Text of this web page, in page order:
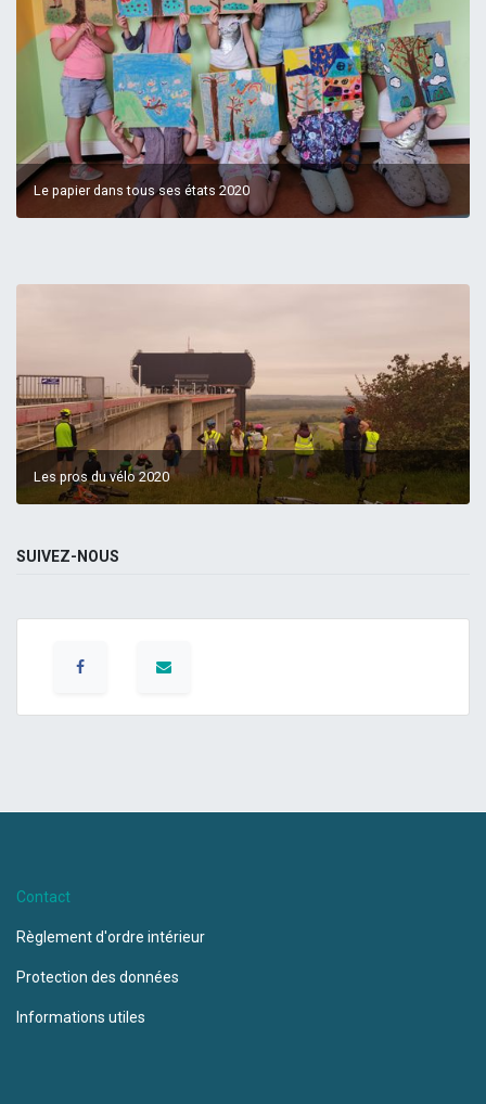
Le papier dans tous ses états 2020
Les pros du vélo 2020
SUIVEZ-NOUS
Contact
Règlement d'ordre intérieur
Protection des données
Informations utiles